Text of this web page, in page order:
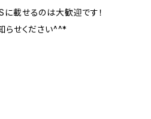
載せるのは大歓迎です！
らせください^^*